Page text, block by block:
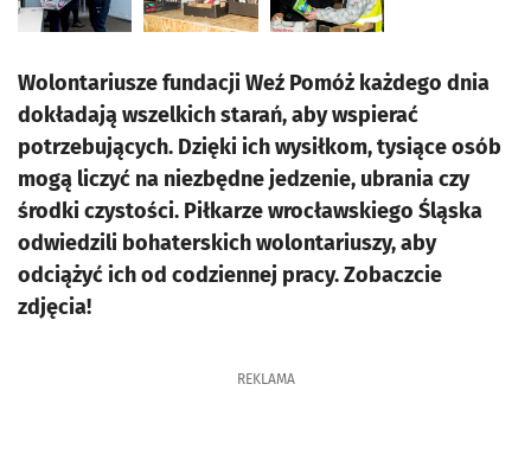
Wolontariusze fundacji Weź Pomóż każdego dnia
dokładają wszelkich starań, aby wspierać
potrzebujących. Dzięki ich wysiłkom, tysiące osób
mogą liczyć na niezbędne jedzenie, ubrania czy
środki czystości. Piłkarze wrocławskiego Śląska
odwiedzili bohaterskich wolontariuszy, aby
odciążyć ich od codziennej pracy. Zobaczcie
zdjęcia!
REKLAMA